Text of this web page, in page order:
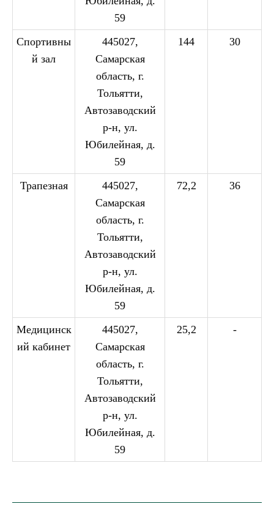
59
Спортивны
й зал
445027,
Самарская
область, г.
Тольятти,
Автозаводский
р-н, ул.
Юбилейная, д.
59
144 30
Трапезная
445027,
Самарская
область, г.
Тольятти,
Автозаводский
р-н, ул.
Юбилейная, д.
59
72,2 36
Медицинск
ий кабинет
445027,
Самарская
область, г.
Тольятти,
Автозаводский
р-н, ул.
Юбилейная, д.
59
25,2 -